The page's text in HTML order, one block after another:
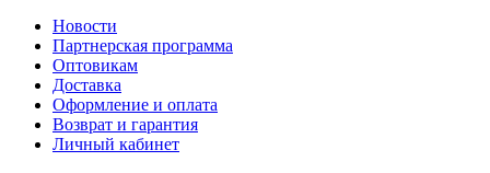
Новости
Партнерская программа
Оптовикам
Доставка
Оформление и оплата
Возврат и гарантия
Личный кабинет